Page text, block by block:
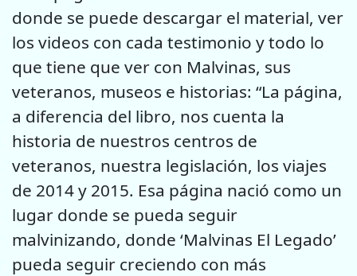
donde se puede descargar el material, ver
los videos con cada testimonio y todo lo
que tiene que ver con Malvinas, sus
veteranos, museos e historias: “La página,
a diferencia del libro, nos cuenta la
historia de nuestros centros de
veteranos, nuestra legislación, los viajes
de 2014 y 2015. Esa página nació como un
lugar donde se pueda seguir
malvinizando, donde ‘Malvinas El Legado’
pueda seguir creciendo con más